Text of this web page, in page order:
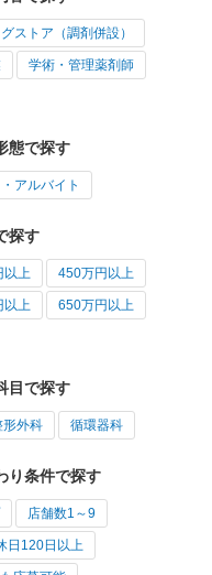
ストア（調剤併設）
学術・管理薬剤師
態で探す
アルバイト
探す
以上 450万円以上
以上 650万円以上
目で探す
形外科 循環器科
り条件で探す
店舗数1～9
日120日以上